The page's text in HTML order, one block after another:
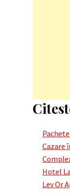
Cazare
Hotel
Lev Or